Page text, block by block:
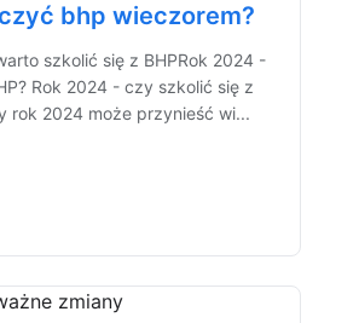
bhp wieczorem?
szkolić się z BHPRok 2024 -
Rok 2024 - czy szkolić się z
rok 2024 może przynieść wi...